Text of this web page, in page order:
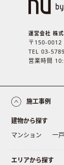
運営会社 株
〒150-0012
TEL 03-
営業時間
施工事例
建物から探す
マンション
一
エリアから探す